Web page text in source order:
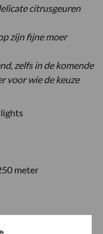
citrusgeuren
zijn fijne moer
zelfs in de komende
voor wie de keuze
meter